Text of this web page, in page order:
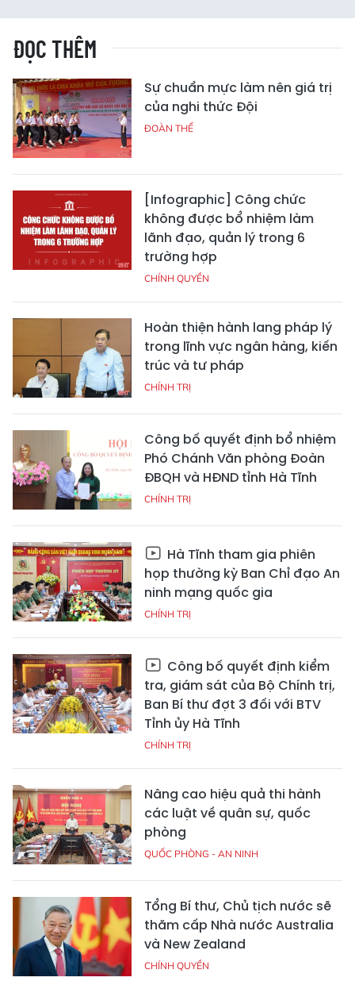
ĐỌC THÊM
Sự chuẩn mực làm nên giá trị
của nghi thức Đội
ĐOÀN THỂ
[Infographic] Công chức
không được bổ nhiệm làm
lãnh đạo, quản lý trong 6
trường hợp
CHÍNH QUYỀN
Hoàn thiện hành lang pháp lý
trong lĩnh vực ngân hàng, kiến
trúc và tư pháp
CHÍNH TRỊ
Công bố quyết định bổ nhiệm
Phó Chánh Văn phòng Đoàn
ĐBQH và HĐND tỉnh Hà Tĩnh
CHÍNH TRỊ
Hà Tĩnh tham gia phiên
họp thường kỳ Ban Chỉ đạo An
ninh mạng quốc gia
CHÍNH TRỊ
Công bố quyết định kiểm
tra, giám sát của Bộ Chính trị,
Ban Bí thư đợt 3 đối với BTV
Tỉnh ủy Hà Tĩnh
CHÍNH TRỊ
Nâng cao hiệu quả thi hành
các luật về quân sự, quốc
phòng
QUỐC PHÒNG - AN NINH
Tổng Bí thư, Chủ tịch nước sẽ
thăm cấp Nhà nước Australia
và New Zealand
CHÍNH QUYỀN